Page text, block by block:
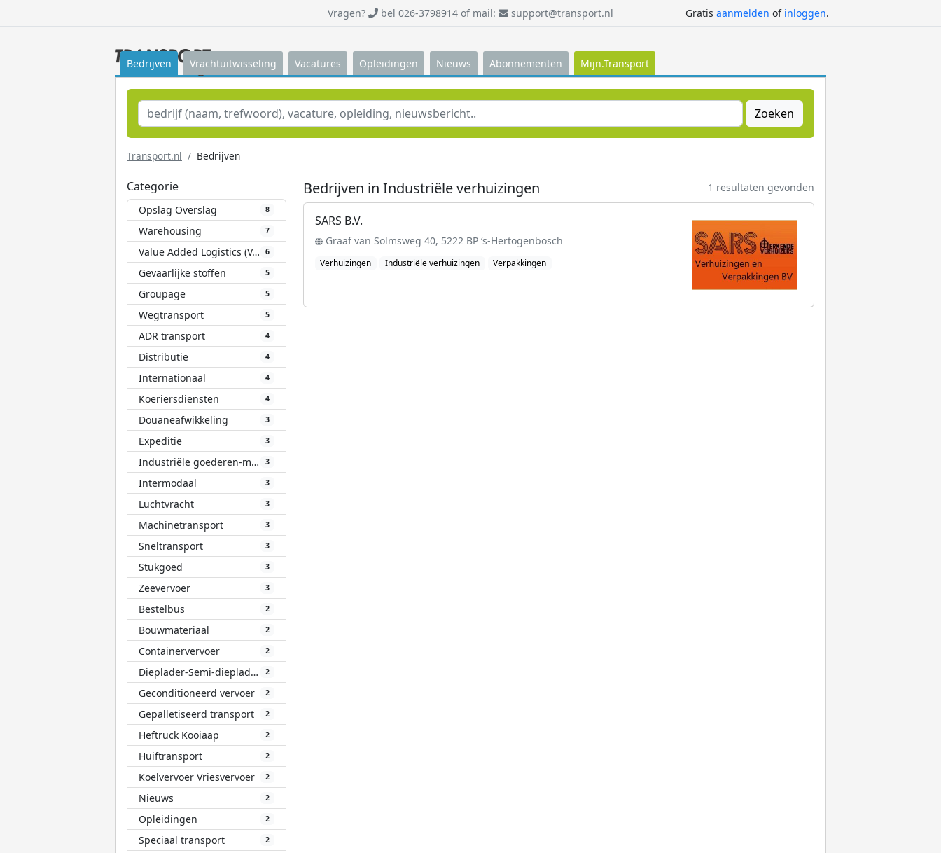
Vragen? bel 026-3798914 of mail: support@transport.nl Gratis aanmelden of inloggen.
Bedrijven Vrachtuitwisseling Vacatures Opleidingen Nieuws Abonnementen Mijn.Transport
Zoeken
Transport.nl Bedrijven
Categorie
Opslag Overslag 8
Warehousing 7
Value Added Logistics (VAL) 6
Gevaarlijke stoffen 5
Groupage 5
Wegtransport 5
ADR transport 4
Distributie 4
Internationaal 4
Koeriersdiensten 4
Douaneafwikkeling 3
Expeditie 3
Industriële goederen-materialen 3
Intermodaal 3
Luchtvracht 3
Machinetransport 3
Sneltransport 3
Stukgoed 3
Zeevervoer 3
Bestelbus 2
Bouwmateriaal 2
Containervervoer 2
Dieplader-Semi-dieplader 2
Geconditioneerd vervoer 2
Gepalletiseerd transport 2
Heftruck Kooiaap 2
Huiftransport 2
Koelvervoer Vriesvervoer 2
Nieuws 2
Opleidingen 2
Speciaal transport 2
1 resultaten gevonden
Bedrijven in Industriële verhuizingen
SARS B.V.
Graaf van Solmsweg 40, 5222 BP ‘s-Hertogenbosch
Verhuizingen Industriële verhuizingen Verpakkingen